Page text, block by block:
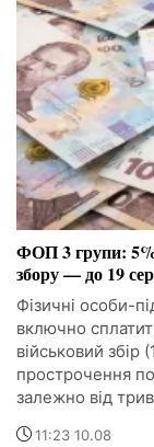
ФОП 3 групи: 5%
збору — до 19
Фізичні особи-
включно
військовий збір
прострочення
залежно від
11:23 10.08